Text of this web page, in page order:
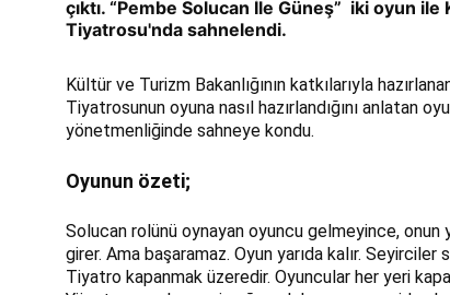
çıktı. “Pembe Solucan İle Güneş”  iki oyun ile
Tiyatrosu'nda sahnelendi.
Kültür ve Turizm Bakanlığının katkılarıyla
Tiyatrosunun oyuna nasıl hazırlandığını anlatan
yönetmenliğinde sahneye kondu.
Oyunun özeti;
Solucan rolünü oynayan oyuncu gelmeyince, onun
girer. Ama başaramaz. Oyun yarıda kalır. Seyirciler
Tiyatro kapanmak üzeredir. Oyuncular her yeri